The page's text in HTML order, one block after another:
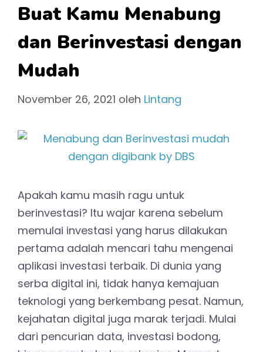
Buat Kamu Menabung
dan Berinvestasi dengan
Mudah
November 26, 2021 oleh Lintang
Apakah kamu masih ragu untuk
berinvestasi? Itu wajar karena sebelum
memulai investasi yang harus dilakukan
pertama adalah mencari tahu mengenai
aplikasi investasi terbaik. Di dunia yang
serba digital ini, tidak hanya kemajuan
teknologi yang berkembang pesat. Namun,
kejahatan digital juga marak terjadi. Mulai
dari pencurian data, investasi bodong,